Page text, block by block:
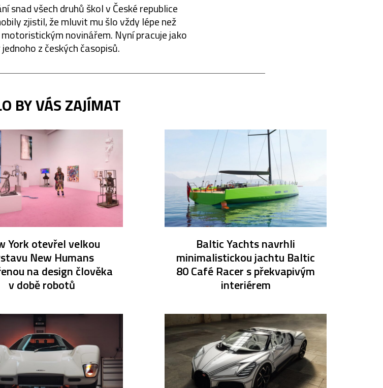
snad všech druhů škol v České republice
zjistil, že mluvit mu šlo vždy lépe než
novinářem. Nyní pracuje jako
z českých časopisů.
BY VÁS ZAJÍMAT
York otevřel velkou
New Humans
na design člověka
v době robotů
Baltic Yachts navrhli
minimalistickou jachtu Baltic
80 Café Racer s překvapivým
interiérem